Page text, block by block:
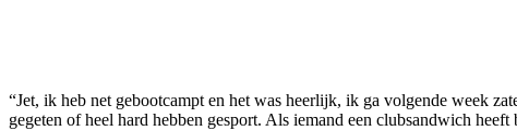
“Jet, ik heb net gebootcampt en het was heerlijk, ik ga volgende week
gegeten of heel hard hebben gesport. Als iemand een clubsandwich heeft